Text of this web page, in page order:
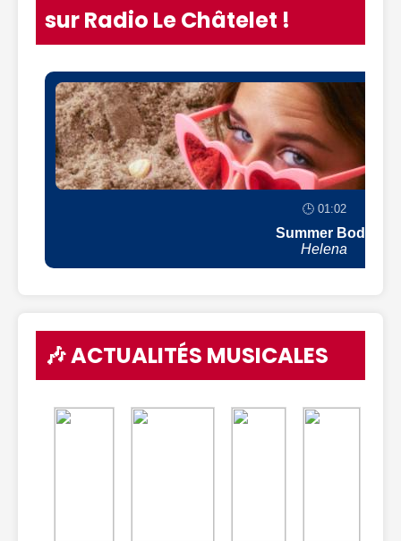
sur Radio Le Châtelet !
🕒 01:02
Summer Body
Helena
🎶 ACTUALITÉS MUSICALES